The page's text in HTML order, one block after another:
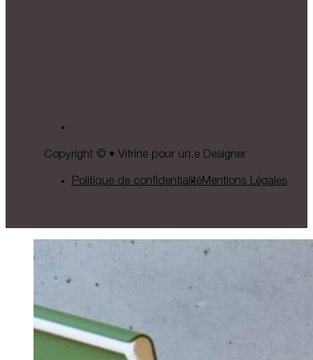
Copyright © • Vitrine pour un.e Designer
Politique de confidentialitéMentions Légales